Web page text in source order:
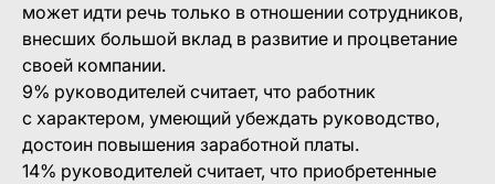
может идти речь только в отношении сотрудников,
внесших большой вклад в развитие и процветание
своей компании.
9% руководителей считает, что работник
с характером, умеющий убеждать руководство,
достоин повышения заработной платы.
14% руководителей считает, что приобретенные